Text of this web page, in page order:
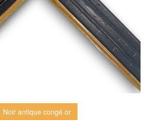
Noir antique congé or